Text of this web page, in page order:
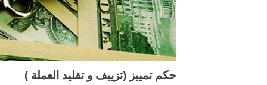
حكم تمييز (تزييف و تقليد العملة )